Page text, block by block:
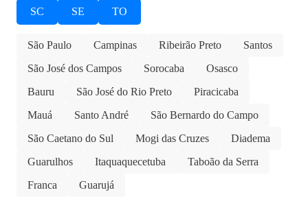
SC SE TO
São Paulo Campinas Ribeirão Preto
Santos
São José dos Campos
Sorocaba
Osasco
Bauru
São José do Rio Preto
Piracicaba
Mauá
Santo André
São Bernardo do Campo
São Caetano do Sul
Mogi das Cruzes
Diadema
Guarulhos
Itaquaquecetuba
Taboão da Serra
Franca
Guarujá